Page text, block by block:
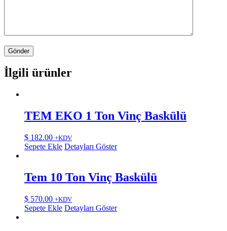
İlgili ürünler
TEM EKO 1 Ton Vinç Baskülü
$ 182.00 +KDV
Sepete Ekle Detayları Göster
Tem 10 Ton Vinç Baskülü
$ 570.00 +KDV
Sepete Ekle Detayları Göster